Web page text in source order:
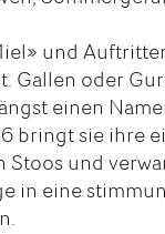
und
Gallen oder
einen
bringt sie ihre
Stoos und
in eine